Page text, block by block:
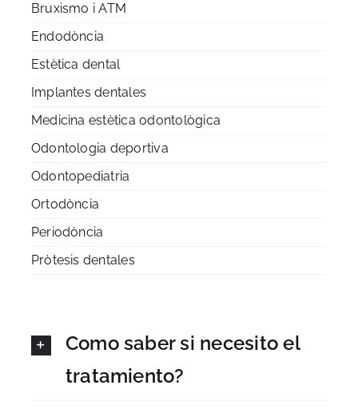
Bruxismo i ATM
Endodòncia
Estètica dental
Implantes dentales
Medicina estètica odontològica
Odontologia deportiva
Odontopediatria
Ortodòncia
Periodòncia
Pròtesis dentales
Como saber si necesito el
tratamiento?